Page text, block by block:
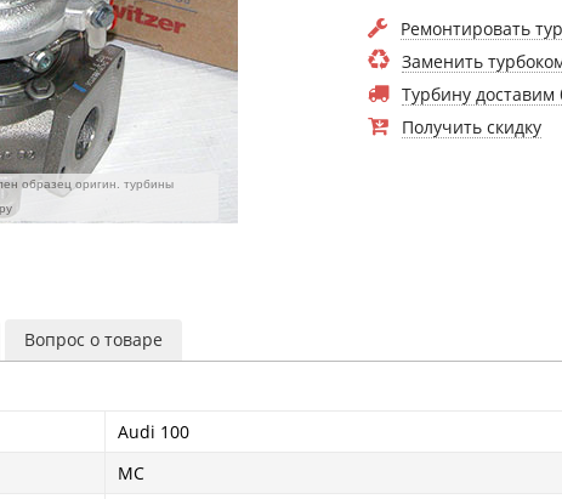
образец оригин. турбины
Ремонтировать
Заменить
Турбину доставим
Получить скидку
Вопрос о товаре
Audi 100
МС